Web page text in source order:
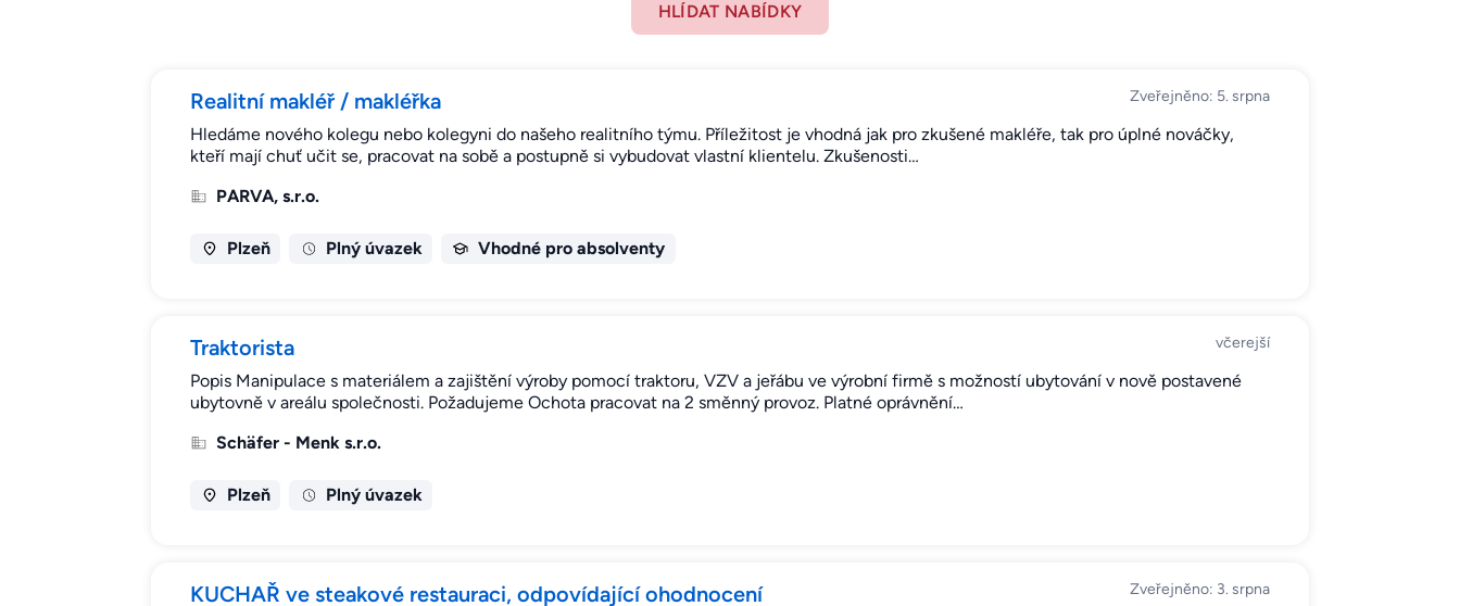
HLÍDAT NABÍDKY
Realitní makléř / makléřka Zveřejněno: 5. srpna
Hledáme nového kolegu nebo kolegyni do našeho realitního týmu. Příležitost je vhodná jak pro zkušené makléře, tak pro úplné nováčky,
kteří mají chuť učit se, pracovat na sobě a postupně si vybudovat vlastní klientelu. Zkušenosti…
PARVA, s.r.o.
Plzeň Plný úvazek Vhodné pro absolventy
Traktorista včerejší
Popis Manipulace s materiálem a zajištění výroby pomocí traktoru, VZV a jeřábu ve výrobní firmě s možností ubytování v nově postavené
ubytovně v areálu společnosti. Požadujeme Ochota pracovat na 2 směnný provoz. Platné oprávnění…
Schäfer - Menk s.r.o.
Plzeň Plný úvazek
KUCHAŘ ve steakové restauraci, odpovídající ohodnocení Zveřejněno: 3. srpna